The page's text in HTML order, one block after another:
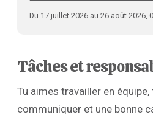
Du 17 juillet 2026 au 26 août 2026,
Tâches et
Tu aimes travailler en
communiquer et une bonne